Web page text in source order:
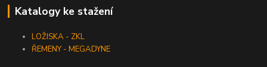
Katalogy ke stažení
LOŽISKA - ZKL
ŘEMENY - MEGADYNE